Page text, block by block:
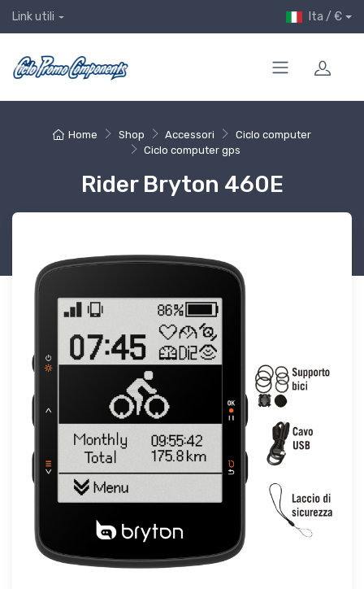
Link utili Ita / €
Home Shop Accessori
Ciclo computer
Ciclo computer gps
Rider Bryton 460E